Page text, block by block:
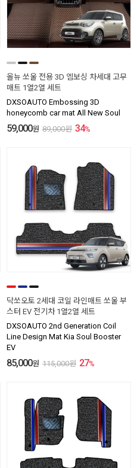
올뉴 쏘울 전용 3D 엠보싱 차세대 고무
매트 1열2열 세트
DXSOAUTO Embossing 3D
honeycomb car mat All New Soul
59,000원 89,000원 34%
닥쏘오토 2세대 코일 라인매트 쏘울 부
스터 EV 전기차 1열2열 세트
DXSOAUTO 2nd Generation Coil
Line Design Mat Kia Soul Booster
EV
85,000원 115,000원 27%